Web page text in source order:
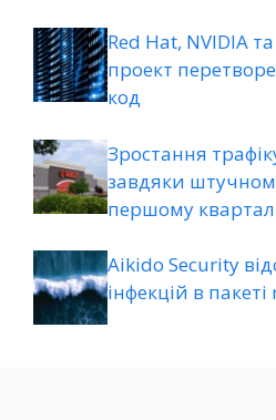
Red Hat, NVIDIA
проект
код
Зростання
завдяки
першому
Aikido Security
інфекцій в